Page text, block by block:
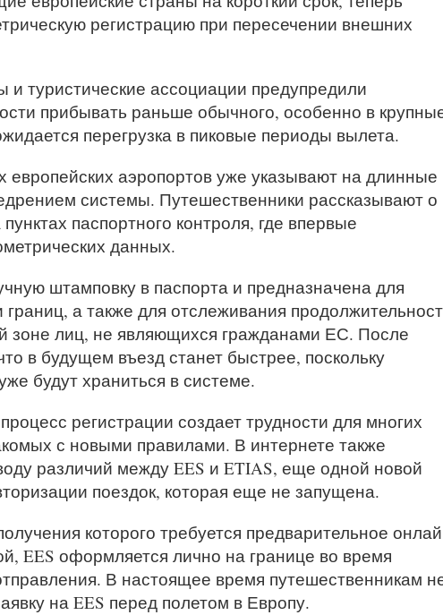
регистрацию при пересечении внешних
и туристические ассоциации предупредили
прибывать раньше обычного, особенно в
перегрузка в пиковые периоды вылета.
европейских аэропортов уже указывают на длинные
системы. Путешественники рассказывают о
паспортного контроля, где впервые
данных.
штамповку в паспорта и предназначена для
а также для отслеживания
зоне лиц, не являющихся гражданами ЕС. После
в будущем въезд станет быстрее, поскольку
будут храниться в системе.
регистрации создает трудности для многих
с новыми правилами. В интернете также
различий между EES и ETIAS, еще одной новой
поездок, которая еще не запущена.
которого требуется предварительное
EES оформляется лично на границе во время
В настоящее время путешественникам
на EES перед полетом в Европу.